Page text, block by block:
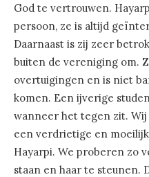
God te vertrouwen.
persoon, ze is altijd
Daarnaast is zij zeer
buiten de vereniging om.
overtuigingen en is niet
komen. Een ijverige
wanneer het tegen zit.
een verdrietige en
Hayarpi. We proberen zo
staan en haar te steunen.